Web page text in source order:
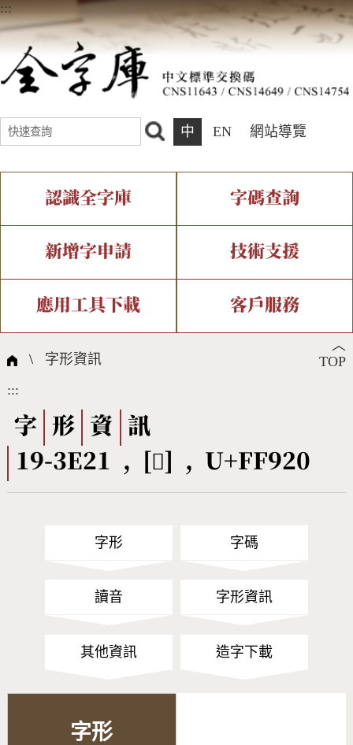
:::
中 EN 網站導覽
認識全字庫
全字庫介紹 全字庫現況
中文碼介紹 專有名詞介紹
國際字碼相關組織
字碼查詢
IDS查詢 部件查詢
複合查詢 注音查詢
筆畫查詢
筆順序查詢
CNS查詢 Unicode查詢
新增字申請
新字申請處理流程
技術支援
字形即時顯示 造字解決方案
全字庫授權 轉碼Web Service
應用工具下載
個人電腦造字處理工具
字形下載
客戶服務
問題集
熱門查詢統計
︿
TOP
\ 字形資訊
:::
字 形 資
訊
19-3E21 , [󿤠] , U+FF920
字形 字碼
讀音 字形資訊
其他資訊 造字下載
字形